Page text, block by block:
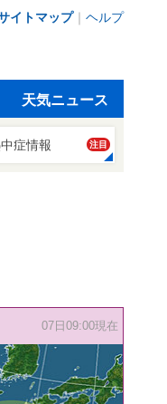
イトマップ｜ ヘルプ
天気ニュース
症情報 注目
07日09:00現在